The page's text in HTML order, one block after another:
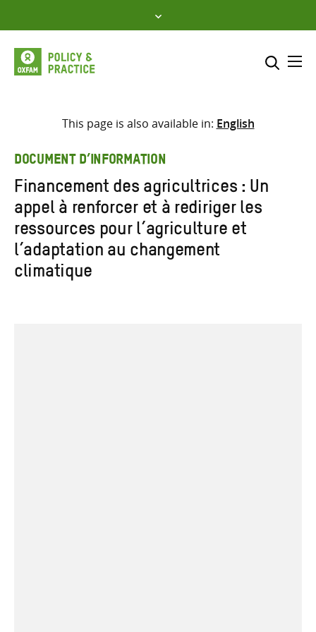
to
content
Sélectionner l’emplacement
Saisir
les
termes
de
recherche
This page is also available in: English
DOCUMENT D’INFORMATION
Financement des agricultrices : Un
appel à renforcer et à rediriger les
ressources pour l’agriculture et
l’adaptation au changement
climatique